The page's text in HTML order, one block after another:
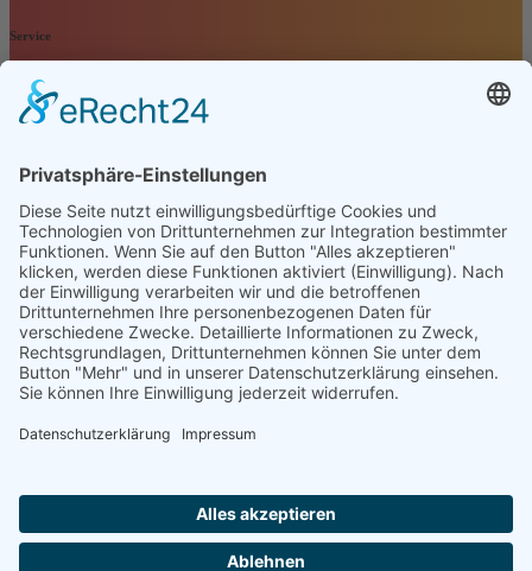
Service
Navigation überspringen
Kontakt
Anfrage
Impressum
Datenschutz
AGB
Öffnungszeiten
Montag - Freitag
07:00 Uhr - 16:00 Uhr
Selbstverständlich sind wir ISO 9001 : 2015 zertifiziert und
betreiben aktives Qualitätsmanagement!